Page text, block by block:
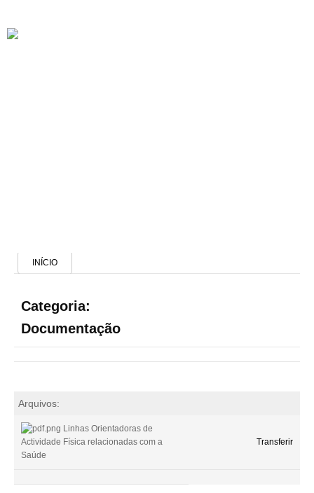
INÍCIO
Categoria:
Documentação
Arquivos:
Linhas Orientadoras de
Actividade Física relacionadas com a
Saúde
Transferir